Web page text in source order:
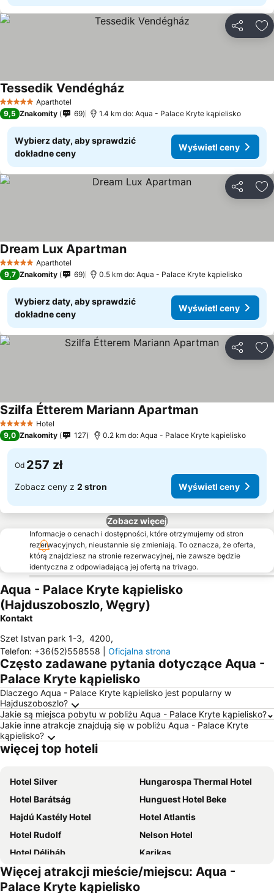
5 KategoriaAparthotel
Tessedik Vendégház
9,5 Znakomity 69 1.4 km do: Aqua - Palace Kryte kąpielisko
Wybierz daty, aby sprawdzić
dokładne ceny
Wyświetl ceny
5 KategoriaAparthotel
Dream Lux Apartman
9,7 Znakomity 69 0.5 km do: Aqua - Palace Kryte kąpielisko
Wybierz daty, aby sprawdzić
dokładne ceny
Wyświetl ceny
5 KategoriaHotel
Szilfa Étterem Mariann Apartman
9,0 Znakomity 127 0.2 km do: Aqua - Palace Kryte kąpielisko
Od 257 zł
Zobacz ceny z 2 stron Wyświetl ceny
Zobacz więcej
Informacje o cenach i dostępności, które otrzymujemy od stron
rezerwacyjnych, nieustannie się zmieniają. To oznacza, że oferta,
którą znajdziesz na stronie rezerwacyjnej, nie zawsze będzie
identyczna z odpowiadającą jej ofertą na trivago.
Aqua - Palace Kryte kąpielisko
(Hajduszoboszlo, Węgry)
Kontakt
Szet Istvan park 1-3, 4200,
Telefon: +36(52)558558 Oficjalna strona
Często zadawane pytania dotyczące Aqua -
Palace Kryte kąpielisko
Dlaczego Aqua - Palace Kryte kąpielisko jest popularny w
Hajduszoboszlo?
Jakie są miejsca pobytu w pobliżu Aqua - Palace Kryte kąpielisko?
Jakie inne atrakcje znajdują się w pobliżu Aqua - Palace Kryte
kąpielisko?
więcej top hoteli
Hotel Silver
Hungarospa Thermal Hotel
Hotel Barátság
Hunguest Hotel Beke
Hajdú Kastély Hotel
Hotel Atlantis
Hotel Rudolf
Nelson Hotel
Hotel Délibáb
Karikas
Mercure Debrecen
Hunguest Hotel Aqua Sol
Hotel Crystal
Panzió STATUS
Więcej atrakcji mieście/miejscu: Aqua -
Palace Kryte kąpielisko